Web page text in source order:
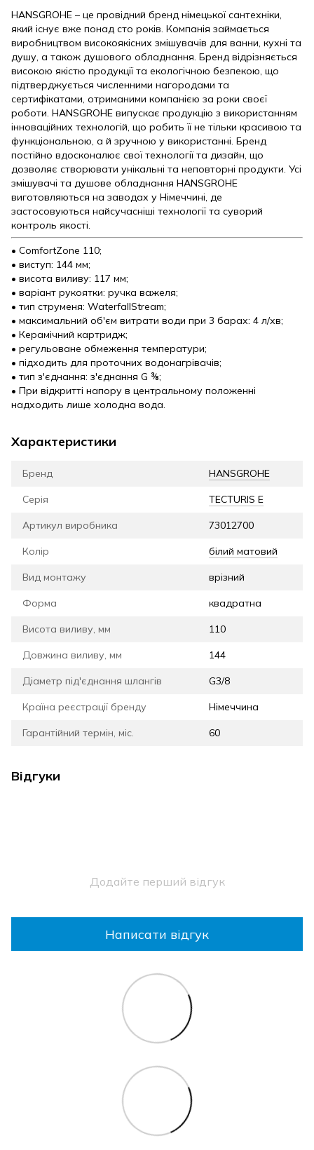
HANSGROHE – це провідний бренд німецької сантехніки,
який існує вже понад сто років. Компанія займається
виробництвом високоякісних змішувачів для ванни, кухні та
душу, а також душового обладнання. Бренд відрізняється
високою якістю продукції та екологічною безпекою, що
підтверджується численними нагородами та
сертифікатами, отриманими компанією за роки своєї
роботи. HANSGROHE випускає продукцію з використанням
інноваційних технологій, що робить її не тільки красивою та
функціональною, а й зручною у використанні. Бренд
постійно вдосконалює свої технології та дизайн, що
дозволяє створювати унікальні та неповторні продукти. Усі
змішувачі та душове обладнання HANSGROHE
виготовляються на заводах у Німеччині, де
застосовуються найсучасніші технології та суворий
контроль якості.
• ComfortZone 110;
• виступ: 144 мм;
• висота виливу: 117 мм;
• варіант рукоятки: ручка важеля;
• тип струменя: WaterfallStream;
• максимальний об'єм витрати води при 3 барах: 4 л/хв;
• Керамічний картридж;
• регульоване обмеження температури;
• підходить для проточних водонагрівачів;
• тип з'єднання: з'єднання G ⅜;
• При відкритті напору в центральному положенні
надходить лише холодна вода.
Характеристики
Бренд HANSGROHE
Серія TECTURIS E
Артикул виробника 73012700
Колір білий матовий
Вид монтажу врізний
Форма квадратна
Висота виливу, мм 110
Довжина виливу, мм 144
Діаметр під'єднання шлангів G3/8
Країна реєстрації бренду Німеччина
Гарантійний термін, міс. 60
Відгуки
Додайте перший відгук
Написати відгук